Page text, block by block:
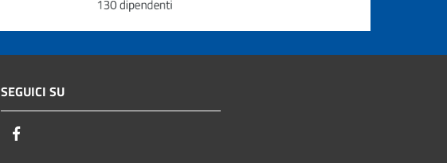
SEGUICI SU